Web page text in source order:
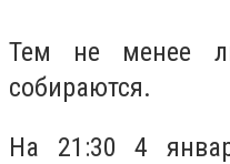
Тем не менее
собираются.
На 21:30 4